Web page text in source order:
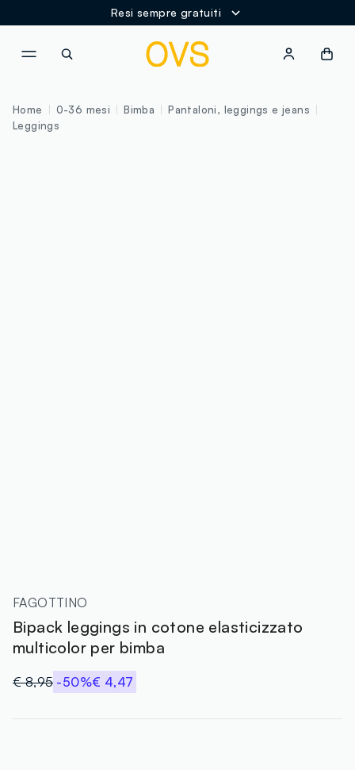
Resi sempre gratuiti
Home 0-36 mesi Bimba
Pantaloni, leggings e jeans
Leggings
FAGOTTINO
Bipack leggings in cotone elasticizzato
multicolor per bimba
€ 8,95 -50%€ 4,47